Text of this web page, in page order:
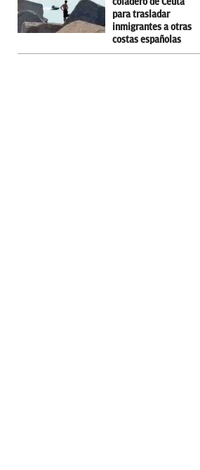
para trasladar
inmigrantes a otras
costas españolas